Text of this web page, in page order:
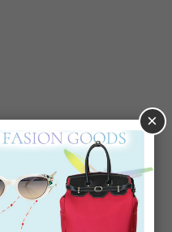
絞り込み
×